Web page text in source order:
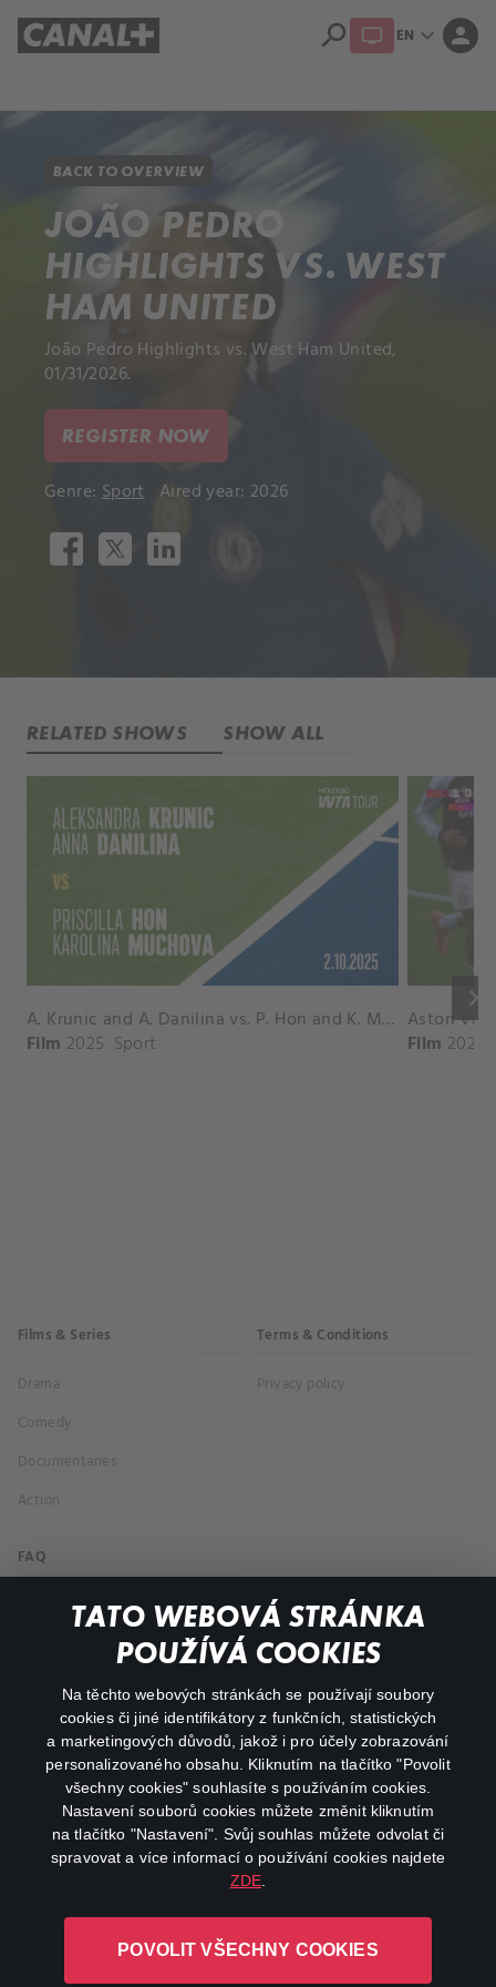
TATO WEBOVÁ STRÁNKA
POUŽÍVÁ COOKIES
Na těchto webových stránkách se používají soubory
cookies či jiné identifikátory z funkčních, statistických
a marketingových důvodů, jakož i pro účely zobrazování
personalizovaného obsahu. Kliknutím na tlačítko "Povolit
všechny cookies" souhlasíte s používáním cookies.
Nastavení souborů cookies můžete změnit kliknutím
na tlačítko "Nastavení". Svůj souhlas můžete odvolat či
spravovat a více informací o používání cookies najdete
ZDE
POVOLIT VŠECHNY COOKIES
search EN expand_more person
BACK TO OVERVIEW
JOÃO PEDRO
HIGHLIGHTS VS. WEST
HAM UNITED
João Pedro Highlights vs. West Ham United,
01/31/2026.
REGISTER NOW
Genre: Sport Aired year: 2026
RELATED SHOWS SHOW ALL
keyboard_arrow_right
A. Krunic and A. Danilina vs. P. Hon and K. Muchova Match Highlights - BEIJING_Capital Group Diamond ( October 02, 2025)
Film 2025 Sport Film 2026
Films & Series
Drama
Comedy
Documentaries
Action
Terms & Conditions
Privacy policy
FAQ
My profile
facebookinstagram
youtube
L-1246 Luxembourg R.C.S.